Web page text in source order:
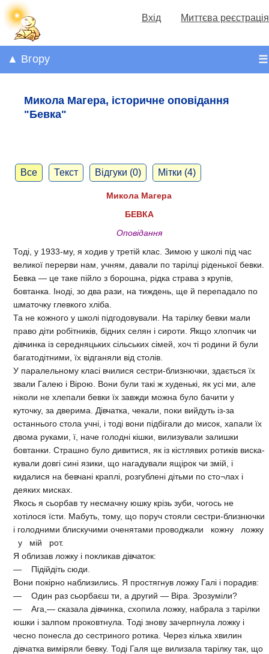
Вхід Миттєва реєстрація
☰
▲ Вгору
Микола Магера, історичне оповідання
"Бевка"
Все Текст Відгуки (0) Мітки (4)
Микола Магера
БЕВКА
Оповідання
Тоді, у 1933-му, я ходив у третій клас. Зимою у школі під час
великої перерви нам, учням, давали по тарілці ріденької бевки.
Бевка — це таке пійло з борошна, рідка страва з крупів,
бовтанка. Іноді, зо два рази, на тиждень, ще й перепадало по
шматочку глевкого хліба.
Та не кожного у школі підгодовували. На тарілку бевки мали
право діти робітників, бідних селян і сироти. Якщо хлопчик чи
дівчинка із середняцьких сільських сімей, хоч ті родини й були
багатодітними, їх відганяли від столів.
У паралельному класі вчилися сестри-близнючки, здається їх
звали Галею і Вірою. Вони були такі ж худенькі, як усі ми, але
ніколи не хлепали бевки їх завжди можна було бачити у
куточку, за дверима. Дівчатка, чекали, поки вийдуть із-за
останнього стола учні, і тоді вони підбігали до мисок, хапали їх
двома руками, ї, наче голодні кішки, вилизували залишки
бовтанки. Страшно було дивитися, як із кістлявих ротиків виска-
кували довгі сині язики, що нагадували ящірок чи змій, і
кидалися на бевчані краплі, розгублені дітьми по сто¬лах і
деяких мисках.
Якось я сьорбав ту несмачну юшку крізь зуби, чогось не
хотілося їсти. Мабуть, тому, що поруч стояли сестри-близнючки
і голодними блискучими оченятами проводжали кожну ложку
у мій рот.
Я облизав ложку і покликав дівчаток:
— Підійдіть сюди.
Вони покірно наблизились. Я простягнув ложку Галі і порадив:
— Один раз сьорбаєш ти, а другий — Віра. Зрозуміли?
— Ага,— сказала дівчинка, схопила ложку, набрала з тарілки
юшки і залпом проковтнула. Тоді знову зачерпнула ложку і
чесно понесла до сестриного ротика. Через кілька хвилин
дівчатка виміряли бевку. Тоді Галя ще вилизала тарілку так, що